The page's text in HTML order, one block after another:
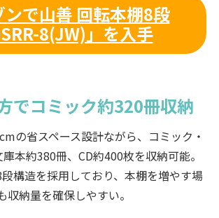
ンで山善 回転本棚8段
8(JW)」を入手
コミック約320冊収納
の省スペース設計ながら、コミック・
本約380冊、CD約400枚を収納可能。
構造を採用しており、本棚を増やす場
収納量を確保しやすい。